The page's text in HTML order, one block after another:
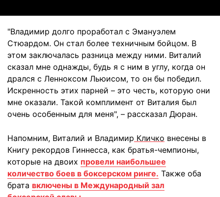
"Владимир долго проработал с Эмануэлем
Стюардом. Он стал более техничным бойцом. В
этом заключалась разница между ними. Виталий
сказал мне однажды, будь я с ним в углу, когда он
дрался с Ленноксом Льюисом, то он бы победил.
Искренность этих парней – это честь, которую они
мне оказали. Такой комплимент от Виталия был
очень особенным для меня", – рассказал Дюран.
Напомним, Виталий и Владимир Кличко внесены в
Книгу рекордов Гиннесса, как братья-чемпионы,
которые на двоих провели наибольшее
количество боев в боксерском ринге. Также оба
брата включены в Международный зал